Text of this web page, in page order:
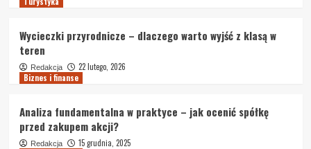
Wycieczki przyrodnicze – dlaczego warto wyjść z klasą w
teren
Redakcja
22 lutego, 2026
Biznes i finanse
Analiza fundamentalna w praktyce – jak ocenić spółkę
przed zakupem akcji?
Redakcja
15 grudnia, 2025